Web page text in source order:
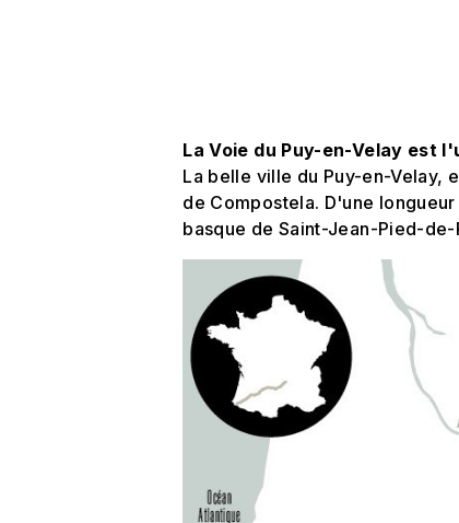
La Voie du Puy-en-Velay est
La belle ville du Puy-en-Velay,
de Compostela. D'une longueur
basque de Saint-Jean-Pied-